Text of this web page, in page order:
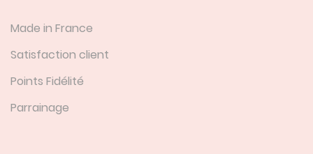
Made in France
Satisfaction client
Points Fidélité
Parrainage